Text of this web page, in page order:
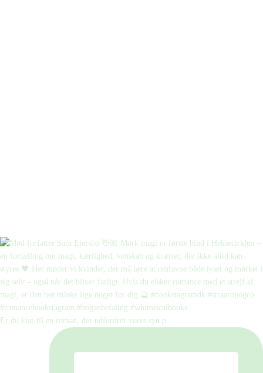
Er du klar til en roman, der udfordrer vores syn p